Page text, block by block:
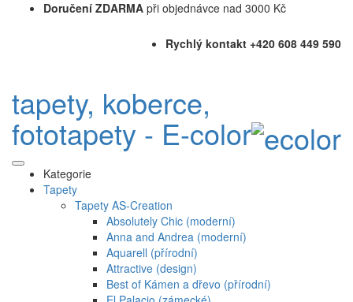
Doručení ZDARMA při objednávce nad 3000 Kč
Rychlý kontakt +420 608 449 590
tapety, koberce,
fototapety - E-color
Kategorie
Tapety
Tapety AS-Creation
Absolutely Chic (moderní)
Anna and Andrea (moderní)
Aquarell (přírodní)
Attractive (design)
Best of Kámen a dřevo (přírodní)